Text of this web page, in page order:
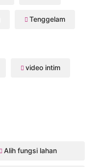
Tenggelam
video intim
Alih fungsi lahan